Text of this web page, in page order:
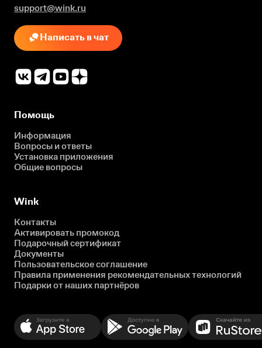
support@wink.ru
Написать в чат
Помощь
Информация
Вопросы и ответы
Установка приложения
Общие вопросы
Wink
Контакты
Активировать промокод
Подарочный сертификат
Документы
Пользовательское соглашение
Правила применения рекомендательных технологий
Подарки от наших партнёров